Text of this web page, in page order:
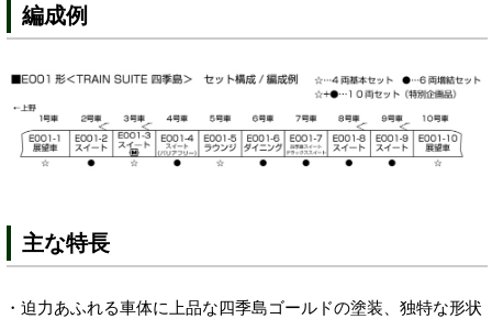
編成例
主な特長
・迫力あふれる車体に上品な四季島ゴールドの塗装、独特な形状